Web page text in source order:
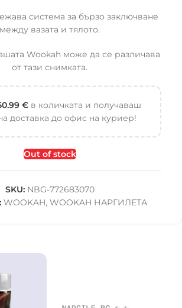
система за бързо заключване
между вазата и тялото.
Wookah може да се различава
от тази снимката.
€в количката и получаваш
доставка до офис на куриер!
Out of stock
SKU: NBG-772683070
WOOKAH, WOOKAH НАРГИЛЕТА